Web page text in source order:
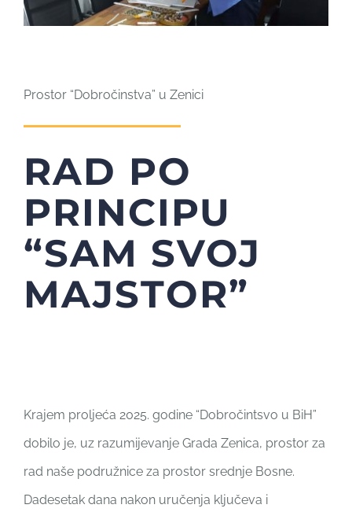
Prostor “Dobročinstva” u Zenici
RAD PO
PRINCIPU
“SAM SVOJ
MAJSTOR”
Krajem proljeća 2025. godine “Dobročintsvo u BiH”
dobilo je, uz razumijevanje Grada Zenica, prostor za
rad naše podružnice za prostor srednje Bosne.
Dadesetak dana nakon uručenja ključeva i